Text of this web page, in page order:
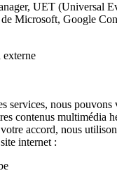
UET (Universal
Microsoft, Google
externe
services, nous pouvons
contenus multimédia
accord, nous
internet :